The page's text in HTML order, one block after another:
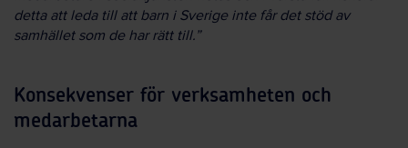
detta att leda till att barn i Sverige inte får det stöd av
samhället som de har rätt till.”
Konsekvenser för verksamheten och
medarbetarna